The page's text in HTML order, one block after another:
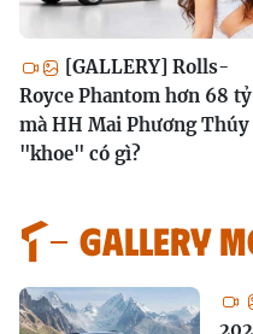
[GALLERY] Rolls-
Royce Phantom hơn 68 tỷ
mà HH Mai Phương Thúy
"khoe" có gì?
GALLERY